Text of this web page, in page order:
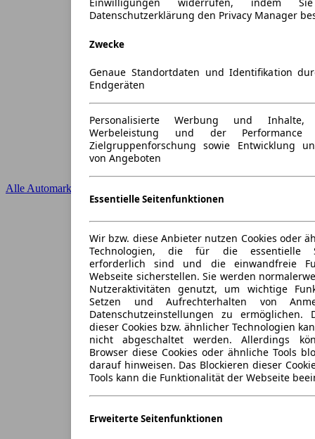
Einwilligungen widerrufen, indem
Datenschutzerklärung den Privacy Manager
Zwecke
Genaue Standortdaten und Identifikation
Endgeräten
Personalisierte Werbung und Inhalte,
Werbeleistung und der
Zielgruppenforschung sowie Entwicklung
von Angeboten
Essentielle Seitenfunktionen
Wir bzw. diese Anbieter nutzen Cookies oder
Technologien, die für die essentielle
erforderlich sind und die einwandfreie
Webseite sicherstellen. Sie werden
Nutzeraktivitäten genutzt, um wichtige
Setzen und Aufrechterhalten von
Datenschutzeinstellungen zu ermöglichen.
dieser Cookies bzw. ähnlicher Technologien
nicht abgeschaltet werden. Allerdings
Browser diese Cookies oder ähnliche Tools
darauf hinweisen. Das Blockieren dieser
Tools kann die Funktionalität der Webseite
Erweiterte Seitenfunktionen
Alle Automarken